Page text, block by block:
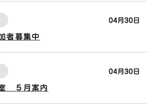
04月30日
者募集中
04月30日
５月案内